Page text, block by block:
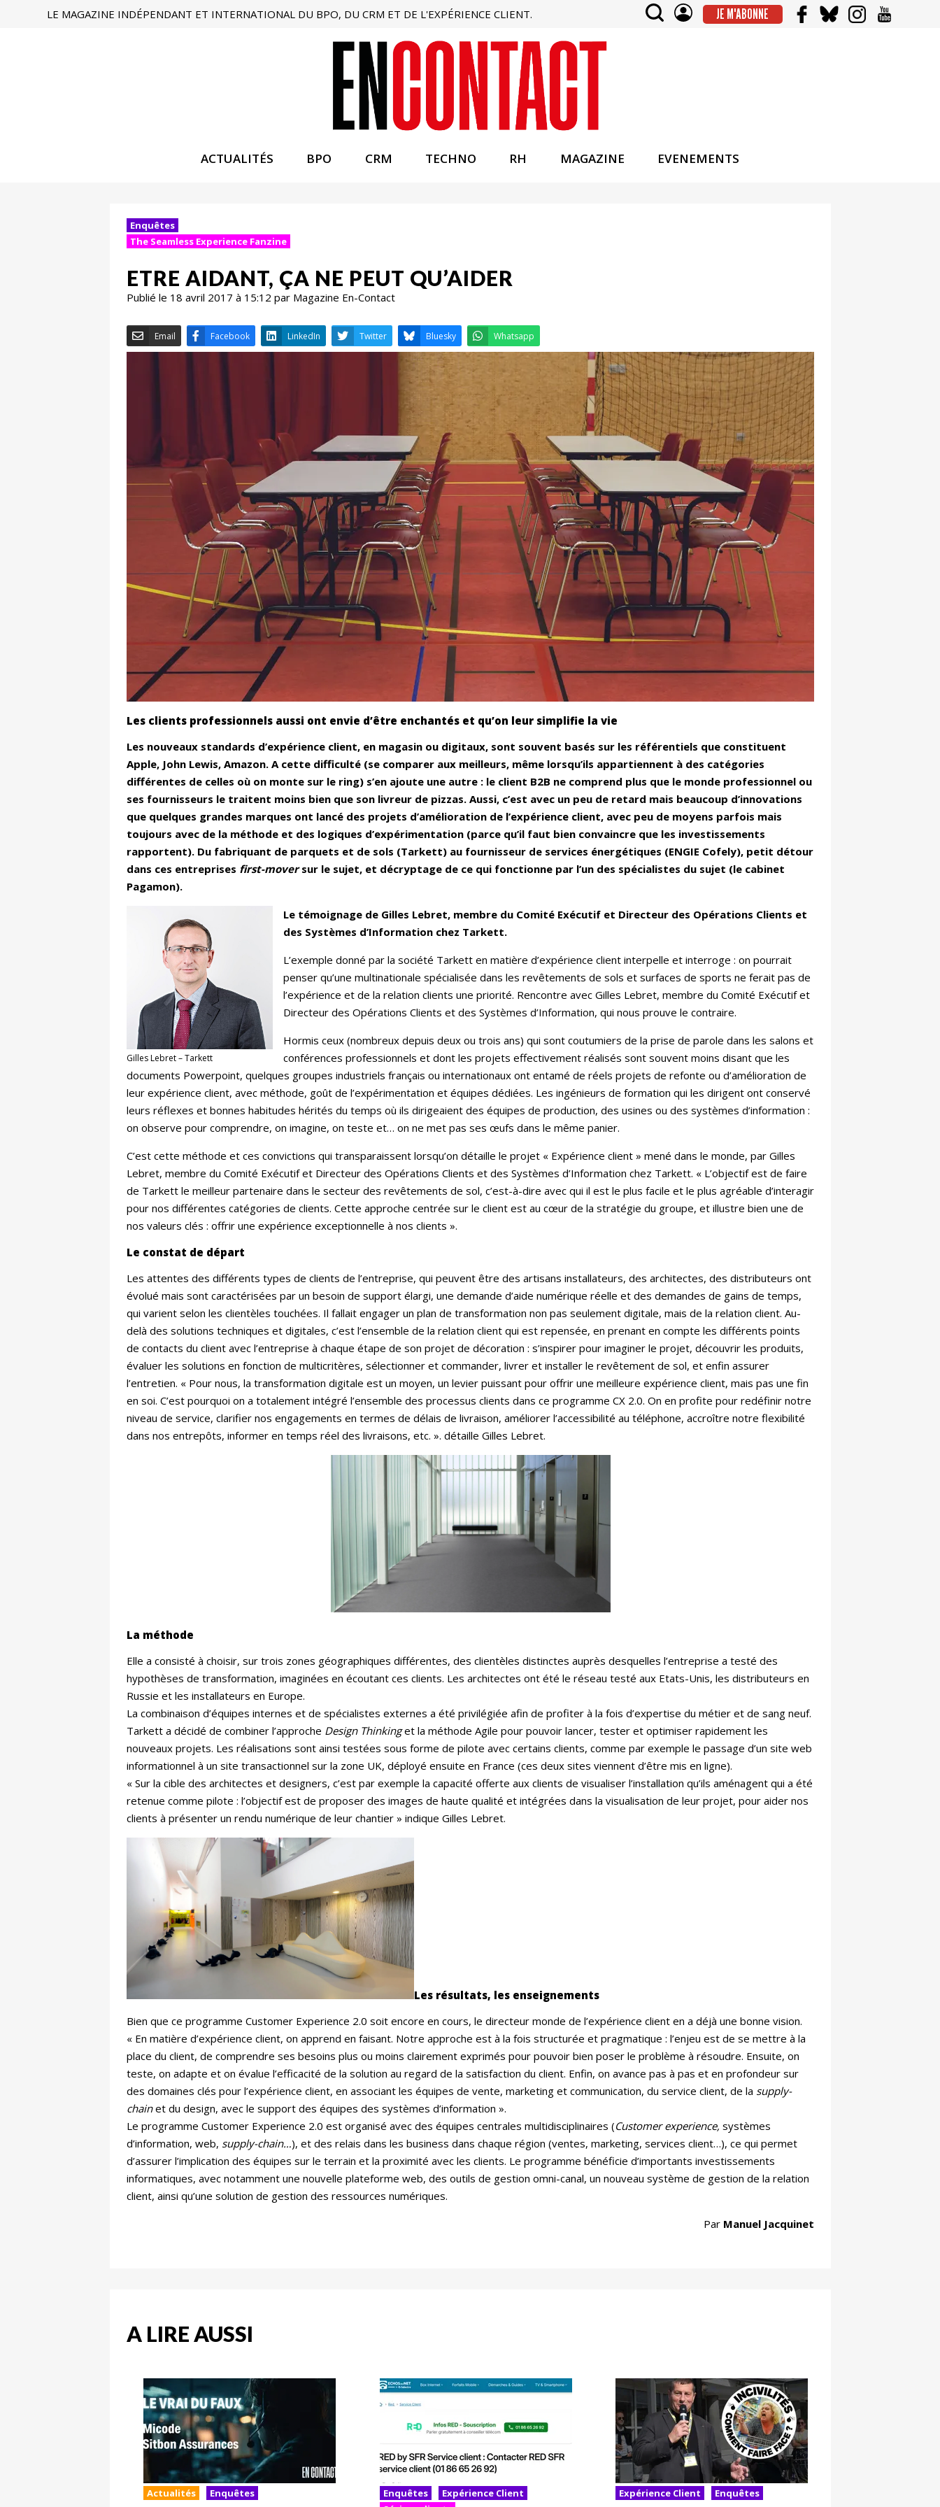
LE MAGAZINE INDÉPENDANT ET INTERNATIONAL DU BPO, DU CRM ET DE L'EXPÉRIENCE CLIENT. JE M'ABONNE
ACTUALITÉS BPO CRM TECHNO RH MAGAZINE EVENEMENTS
Enquêtes
The Seamless Experience Fanzine
ETRE AIDANT, ÇA NE PEUT QU’AIDER
Publié le 18 avril 2017 à 15:12 par Magazine En-Contact
Twitter Bluesky Whatsapp
Les clients professionnels aussi ont envie d’être enchantés et qu’on leur simplifie la vie
Les nouveaux standards d’expérience client, en magasin ou digitaux, sont souvent basés sur les référentiels que constituent
Apple, John Lewis, Amazon. A cette difficulté (se comparer aux meilleurs, même lorsqu’ils appartiennent à des catégories
différentes de celles où on monte sur le ring) s’en ajoute une autre : le client B2B ne comprend plus que le monde professionnel ou
ses fournisseurs le traitent moins bien que son livreur de pizzas. Aussi, c’est avec un peu de retard mais beaucoup d’innovations
que quelques grandes marques ont lancé des projets d’amélioration de l’expérience client, avec peu de moyens parfois mais
toujours avec de la méthode et des logiques d’expérimentation (parce qu’il faut bien convaincre que les investissements
rapportent). Du fabriquant de parquets et de sols (Tarkett) au fournisseur de services énergétiques (ENGIE Cofely), petit détour
dans ces entreprises first-moversur le sujet, et décryptage de ce qui fonctionne par l’un des spécialistes du sujet (le cabinet
Pagamon).
Gilles Lebret – Tarkett
Le témoignage de Gilles Lebret, membre du Comité Exécutif et Directeur des Opérations Clients et
des Systèmes d’Information chez Tarkett.
L’exemple donné par la société Tarkett en matière d’expérience client interpelle et interroge : on pourrait
penser qu’une multinationale spécialisée dans les revêtements de sols et surfaces de sports ne ferait pas de
l’expérience et de la relation clients une priorité. Rencontre avec Gilles Lebret, membre du Comité Exécutif et
Directeur des Opérations Clients et des Systèmes d’Information, qui nous prouve le contraire.
Hormis ceux (nombreux depuis deux ou trois ans) qui sont coutumiers de la prise de parole dans les salons et
conférences professionnels et dont les projets effectivement réalisés sont souvent moins disant que les
documents Powerpoint, quelques groupes industriels français ou internationaux ont entamé de réels projets de refonte ou d’amélioration de
leur expérience client, avec méthode, goût de l’expérimentation et équipes dédiées. Les ingénieurs de formation qui les dirigent ont conservé
leurs réflexes et bonnes habitudes hérités du temps où ils dirigeaient des équipes de production, des usines ou des systèmes d’information :
on observe pour comprendre, on imagine, on teste et… on ne met pas ses œufs dans le même panier.
C’est cette méthode et ces convictions qui transparaissent lorsqu’on détaille le projet « Expérience client » mené dans le monde, par Gilles
Lebret, membre du Comité Exécutif et Directeur des Opérations Clients et des Systèmes d’Information chez Tarkett. « L’objectif est de faire
de Tarkett le meilleur partenaire dans le secteur des revêtements de sol, c’est-à-dire avec qui il est le plus facile et le plus agréable d’interagir
pour nos différentes catégories de clients. Cette approche centrée sur le client est au cœur de la stratégie du groupe, et illustre bien une de
nos valeurs clés : offrir une expérience exceptionnelle à nos clients ».
Le constat de départ
Les attentes des différents types de clients de l’entreprise, qui peuvent être des artisans installateurs, des architectes, des distributeurs ont
évolué mais sont caractérisées par un besoin de support élargi, une demande d’aide numérique réelle et des demandes de gains de temps,
qui varient selon les clientèles touchées. Il fallait engager un plan de transformation non pas seulement digitale, mais de la relation client. Au-
delà des solutions techniques et digitales, c’est l’ensemble de la relation client qui est repensée, en prenant en compte les différents points
de contacts du client avec l’entreprise à chaque étape de son projet de décoration : s’inspirer pour imaginer le projet, découvrir les produits,
évaluer les solutions en fonction de multicritères, sélectionner et commander, livrer et installer le revêtement de sol, et enfin assurer
l’entretien. « Pour nous, la transformation digitale est un moyen, un levier puissant pour offrir une meilleure expérience client, mais pas une fin
en soi. C’est pourquoi on a totalement intégré l’ensemble des processus clients dans ce programme CX 2.0. On en profite pour redéfinir notre
niveau de service, clarifier nos engagements en termes de délais de livraison, améliorer l’accessibilité au téléphone, accroître notre flexibilité
dans nos entrepôts, informer en temps réel des livraisons, etc. ». détaille Gilles Lebret.
La méthode
Elle a consisté à choisir, sur trois zones géographiques différentes, des clientèles distinctes auprès desquelles l’entreprise a testé des
hypothèses de transformation, imaginées en écoutant ces clients. Les architectes ont été le réseau testé aux Etats-Unis, les distributeurs en
Russie et les installateurs en Europe.
La combinaison d’équipes internes et de spécialistes externes a été privilégiée afin de profiter à la fois d’expertise du métier et de sang neuf.
Tarkett a décidé de combiner l’approche Design Thinkinget la méthode Agile pour pouvoir lancer, tester et optimiser rapidement les
nouveaux projets. Les réalisations sont ainsi testées sous forme de pilote avec certains clients, comme par exemple le passage d’un site web
informationnel à un site transactionnel sur la zone UK, déployé ensuite en France (ces deux sites viennent d’être mis en ligne).
« Sur la cible des architectes et designers, c’est par exemple la capacité offerte aux clients de visualiser l’installation qu’ils aménagent qui a été
retenue comme pilote : l’objectif est de proposer des images de haute qualité et intégrées dans la visualisation de leur projet, pour aider nos
clients à présenter un rendu numérique de leur chantier » indique Gilles Lebret.
Les résultats, les enseignements
Bien que ce programme Customer Experience 2.0 soit encore en cours, le directeur monde de l’expérience client en a déjà une bonne vision.
« En matière d’expérience client, on apprend en faisant. Notre approche est à la fois structurée et pragmatique : l’enjeu est de se mettre à la
place du client, de comprendre ses besoins plus ou moins clairement exprimés pour pouvoir bien poser le problème à résoudre. Ensuite, on
teste, on adapte et on évalue l’efficacité de la solution au regard de la satisfaction du client. Enfin, on avance pas à pas et en profondeur sur
des domaines clés pour l’expérience client, en associant les équipes de vente, marketing et communication, du service client, de la supply-
chainet du design, avec le support des équipes des systèmes d’information ».
Le programme Customer Experience 2.0 est organisé avec des équipes centrales multidisciplinaires (Customer experience, systèmes
d’information, web, supply-chain…), et des relais dans les business dans chaque région (ventes, marketing, services client…), ce qui permet
d’assurer l’implication des équipes sur le terrain et la proximité avec les clients. Le programme bénéficie d’importants investissements
informatiques, avec notamment une nouvelle plateforme web, des outils de gestion omni-canal, un nouveau système de gestion de la relation
client, ainsi qu’une solution de gestion des ressources numériques.
Par Manuel Jacquinet
A LIRE AUSSI
Actualités Enquêtes Enquêtes
Expérience Client
Expérience Client Enquêtes